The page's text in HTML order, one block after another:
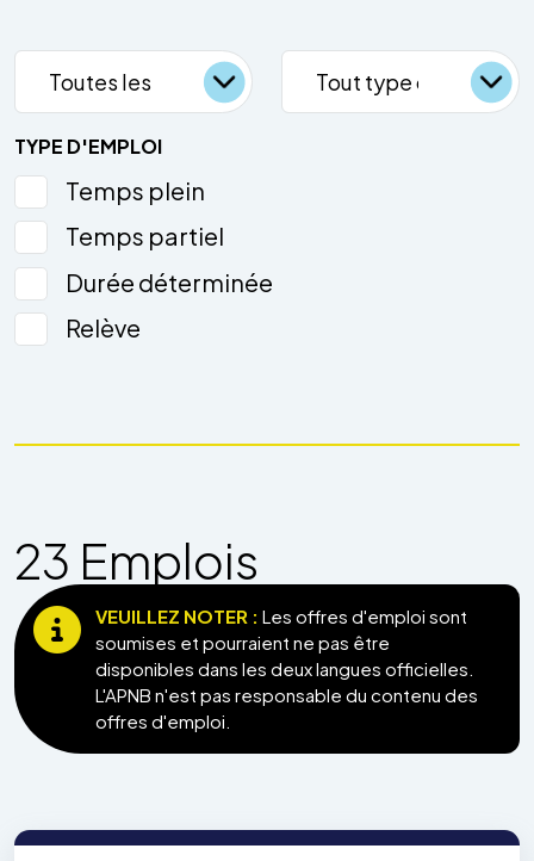
TYPE D'EMPLOI
Temps plein
Temps partiel
Durée déterminée
Relève
23 Emplois
VEUILLEZ NOTER : Les offres d'emploi sont
soumises et pourraient ne pas être
disponibles dans les deux langues officielles.
L'APNB n'est pas responsable du contenu des
offres d'emploi.